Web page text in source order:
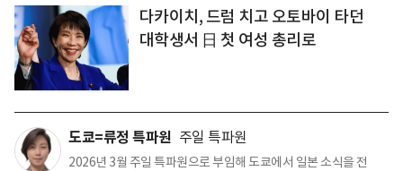
다카이치, 드럼 치고 오토바이 타던
대학생서 日 첫 여성 총리로
도쿄=류정 특파원 주일 특파원
2026년 3월 주일 특파원으로 부임해 도쿄에서 일본 소식을 전